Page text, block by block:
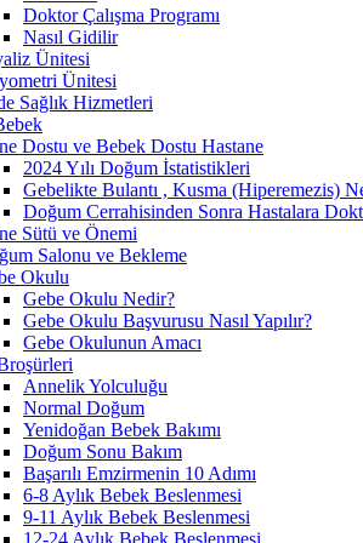
Doktor Çalışma Programı
Nasıl Gidilir
Ünitesi
Ünitesi
Sağlık Hizmetleri
Dostu ve Bebek Dostu Hastane
2024 Yılı Doğum İstatistikleri
Gebelikte Bulantı , Kusma (Hiperemezis)
Doğum Cerrahisinden Sonra Hastalara
Sütü ve Önemi
Salonu ve Bekleme
Okulu
Gebe Okulu Nedir?
Gebe Okulu Başvurusu Nasıl Yapılır?
Gebe Okulunun Amacı
Annelik Yolculuğu
Normal Doğum
Yenidoğan Bebek Bakımı
Doğum Sonu Bakım
Başarılı Emzirmenin 10 Adımı
6-8 Aylık Bebek Beslenmesi
9-11 Aylık Bebek Beslenmesi
12-24 Aylık Bebek Beslenmesi